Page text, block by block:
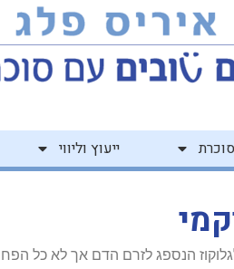
סוכרת ייעוץ וליווי
הנספג לזרם הדם אך לא כל